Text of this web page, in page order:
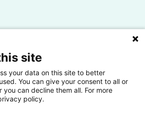
site
your data on this site to better
You can give your consent to all or
you can decline them all. For more
policy.